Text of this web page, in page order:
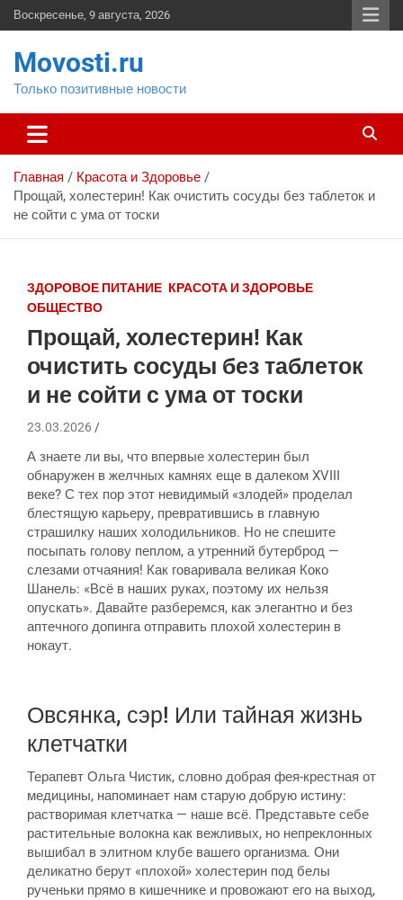
Перейти
к
Воскресенье, 9 августа, 2026
Movosti.ru
Только позитивные новости
Главная
Красота и Здоровье
Прощай, холестерин! Как очистить сосуды без таблеток и
не сойти с ума от тоски
ЗДОРОВОЕ ПИТАНИЕ КРАСОТА И ЗДОРОВЬЕ
ОБЩЕСТВО
Прощай, холестерин! Как
очистить сосуды без таблеток
и не сойти с ума от тоски
23.03.2026
А знаете ли вы, что впервые холестерин был
обнаружен в желчных камнях еще в далеком XVIII
веке? С тех пор этот невидимый «злодей» проделал
блестящую карьеру, превратившись в главную
страшилку наших холодильников. Но не спешите
посыпать голову пеплом, а утренний бутерброд —
слезами отчаяния! Как говаривала великая Коко
Шанель: «Всё в наших руках, поэтому их нельзя
опускать». Давайте разберемся, как элегантно и без
аптечного допинга отправить плохой холестерин в
нокаут.
Овсянка, сэр! Или тайная жизнь
клетчатки
Терапевт Ольга Чистик, словно добрая фея-крестная от
медицины, напоминает нам старую добрую истину:
растворимая клетчатка — наше всё. Представьте себе
растительные волокна как вежливых, но непреклонных
вышибал в элитном клубе вашего организма. Они
деликатно берут «плохой» холестерин под белы
рученьки прямо в кишечнике и провожают его на выход,